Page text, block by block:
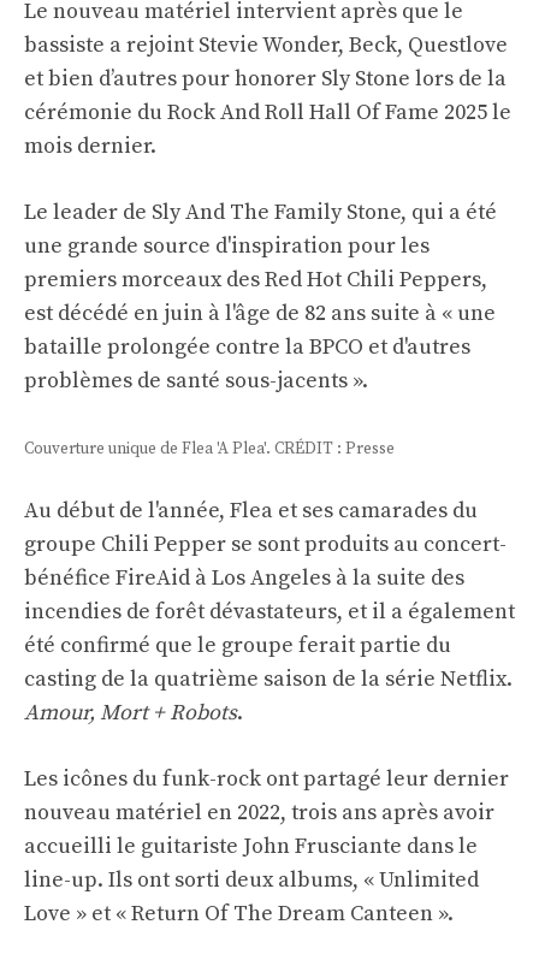
Le nouveau matériel intervient après que le
bassiste a rejoint Stevie Wonder, Beck, Questlove
et bien d’autres pour honorer Sly Stone lors de la
cérémonie du Rock And Roll Hall Of Fame 2025 le
mois dernier.
Le leader de Sly And The Family Stone, qui a été
une grande source d'inspiration pour les
premiers morceaux des Red Hot Chili Peppers,
est décédé en juin à l'âge de 82 ans suite à « une
bataille prolongée contre la BPCO et d'autres
problèmes de santé sous-jacents ».
Couverture unique de Flea 'A Plea'. CRÉDIT : Presse
Au début de l'année, Flea et ses camarades du
groupe Chili Pepper se sont produits au concert-
bénéfice FireAid à Los Angeles à la suite des
incendies de forêt dévastateurs, et il a également
été confirmé que le groupe ferait partie du
casting de la quatrième saison de la série Netflix.
Amour, Mort + Robots.
Les icônes du funk-rock ont ​​partagé leur dernier
nouveau matériel en 2022, trois ans après avoir
accueilli le guitariste John Frusciante dans le
line-up. Ils ont sorti deux albums, « Unlimited
Love » et « Return Of The Dream Canteen ».